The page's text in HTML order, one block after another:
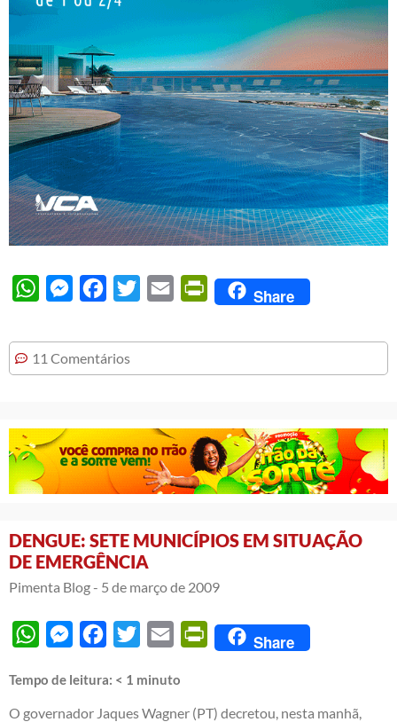
WhatsAppMessengerFacebook
Twitter Email PrintFriendly
Share
11 Comentários
DENGUE: SETE MUNICÍPIOS EM SITUAÇÃO
DE EMERGÊNCIA
Pimenta Blog - 5 de março de 2009
WhatsAppMessengerFacebook
Twitter Email PrintFriendly
Share
Tempo de leitura: < 1 minuto
O governador Jaques Wagner (PT) decretou, nesta manhã,